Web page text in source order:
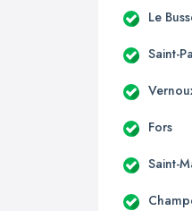
Le
Saint-
Fors
Saint-